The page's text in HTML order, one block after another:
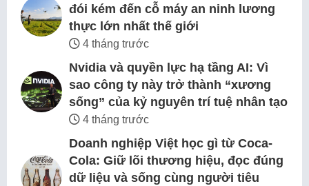
đói kém đến cỗ máy an ninh lương
thực lớn nhất thế giới
4 tháng trước
Nvidia và quyền lực hạ tầng AI: Vì
sao công ty này trở thành “xương
sống” của kỷ nguyên trí tuệ nhân tạo
4 tháng trước
Doanh nghiệp Việt học gì từ Coca-
Cola: Giữ lõi thương hiệu, đọc đúng
dữ liệu và sống cùng người tiêu